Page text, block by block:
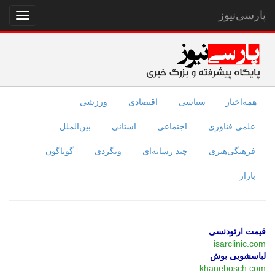
نمایش
منو
پارسی‌نیوز
همه‌اخبار سیاسی اقتصادی ورزشی
علمی فناوری اجتماعی استانی بین‌الملل
فرهنگی‌هنری چند رسانه‌ای وبگردی گوناگون
بازار
قیمت ارتودنسی
isarclinic.com
لباسشویی بوش
khanebosch.com